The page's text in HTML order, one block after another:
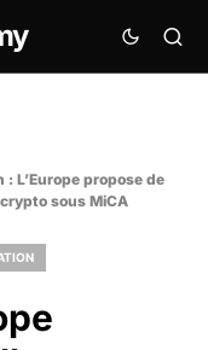
: L’Europe propose de
sous MiCA